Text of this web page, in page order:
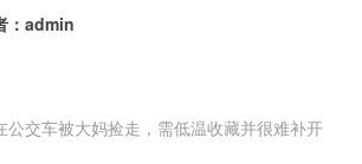
： admin
公交车被大妈捡走，需低温收藏并很难补开